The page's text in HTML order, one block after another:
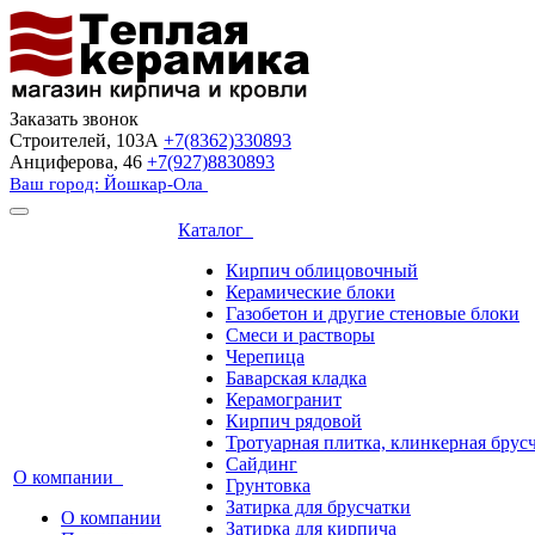
Заказать звонок
Строителей, 103А +7(8362)330893
Анциферова, 46 +7(927)8830893
Ваш город: Йошкар-Ола
О компании
О компании
Каталог
Кирпич облицовочный
Керамические блоки
Газобетон и другие стеновые блоки
Смеси и растворы
Черепица
Баварская кладка
Керамогранит
Кирпич рядовой
Тротуарная плитка, клинкерная
Сайдинг
Грунтовка
Затирка для брусчатки
Затирка для кирпича